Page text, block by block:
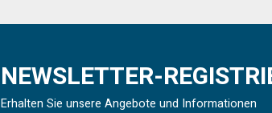
NEWSLETTER-
Erhalten Sie unsere Angebote und Informationen